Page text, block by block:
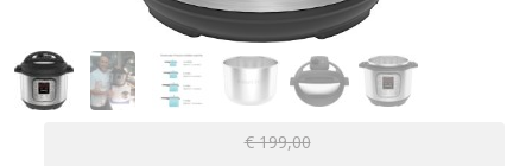
€ 199,00